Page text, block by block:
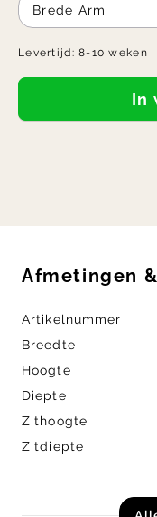
Brede Arm
Levertijd:8-10 weken
Afmetingen &
Artikelnummer
Breedte
Hoogte
Diepte
Zithoogte
Zitdiepte